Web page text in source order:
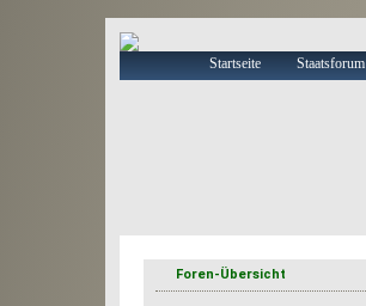
Startseite Staatsforum
Foren-Übersicht